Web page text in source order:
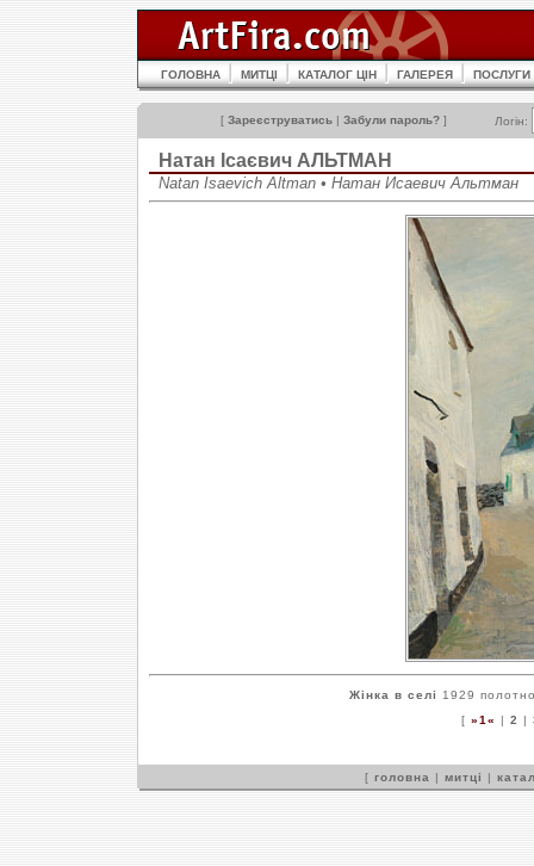
ГОЛОВНА МИТЦІ КАТАЛОГ ЦІН ГАЛЕРЕЯ ПОСЛУГИ
[ Зареєструватись | Забули пароль? ] Логін:
Натан Ісаєвич АЛЬТМАН
Natan Isaevich Altman • Натан Исаевич Альтман
Жінка в селі
1929
[ »1« | 2 |
[ головна | митці |